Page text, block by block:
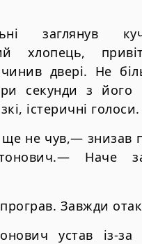
заглянув
хлопець,
двері. Не
секунди з його
істеричні голоси.
не чув,— знизав
Наче
Завжди
устав із-за